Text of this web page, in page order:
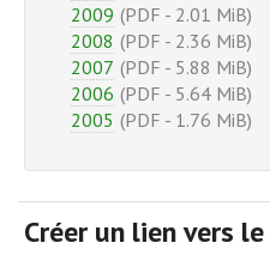
2009 (PDF - 2.01 MiB)
2008 (PDF - 2.36 MiB)
2007 (PDF - 5.88 MiB)
2006 (PDF - 5.64 MiB)
2005 (PDF - 1.76 MiB)
Créer un lien vers